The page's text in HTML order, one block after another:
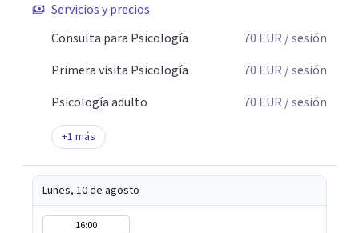
Soy Psicóloga General Sanitaria y trabajo principalmente
de forma presencial en Sevilla, acompañando a personas
emocional o situaciones vitales difíciles de gestionar en
soledad. También ofrezco terapia online para quienes
Servicios y precios
Consulta para Psicología
70 EUR / sesión
Primera visita Psicología
70 EUR / sesión
Psicología adulto
70 EUR / sesión
+1 más
Lunes, 10 de agosto
16:00